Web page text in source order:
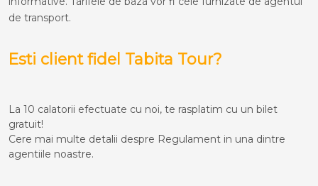
de transport.
Esti client fidel Tabita Tour?
La 10 calatorii efectuate cu noi, te rasplatim cu un bilet
gratuit!
Cere mai multe detalii despre Regulament in una dintre
agentiile noastre.